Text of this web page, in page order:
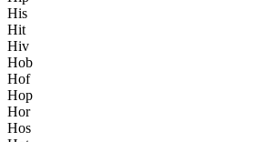
His
Hit
Hiv
Hob
Hof
Hop
Hor
Hos